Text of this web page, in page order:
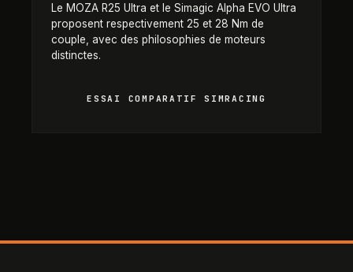
Le MOZA R25 Ultra et le Simagic Alpha EVO Ultra
proposent respectivement 25 et 28 Nm de
couple, avec des philosophies de moteurs
distinctes.
ESSAI COMPARATIF SIMRACING